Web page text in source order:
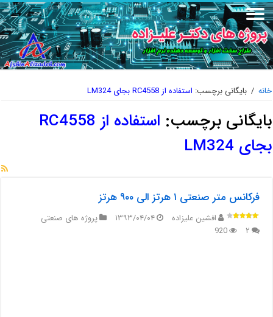
خانه / بایگانی برچسب: استفاده از RC4558 بجای LM324
بایگانی برچسب:
استفاده از RC4558
بجای LM324
فرکانس متر صنعتی ۱ هرتز الی ۹۰۰ هرتز
افشین علیزاده ۱۳۹۳/۰۴/۰۴
پروژه های صنعتی
۲
920